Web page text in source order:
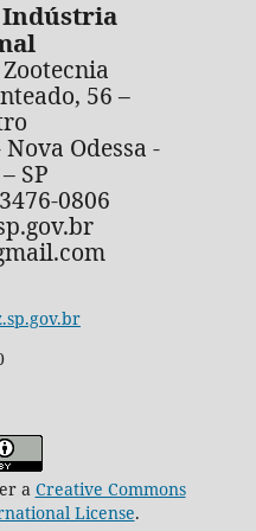
56 –
Nova Odessa -
SP
0806
a Creative Commons
License.